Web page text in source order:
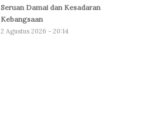
Seruan Damai dan Kesadaran
Kebangsaan
2 Agustus 2026 - 20:14